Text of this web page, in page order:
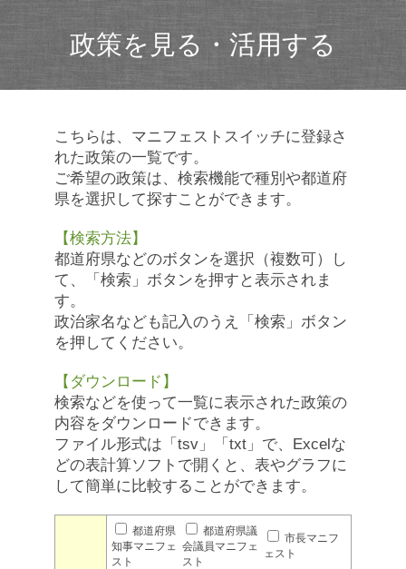
政策を見る・活用する
こちらは、マニフェストスイッチに登録さ
れた政策の一覧です。
ご希望の政策は、検索機能で種別や都道府
県を選択して探すことができます。
【検索方法】
都道府県などのボタンを選択（複数可）し
て、「検索」ボタンを押すと表示されま
す。
政治家名なども記入のうえ「検索」ボタン
を押してください。
【ダウンロード】
検索などを使って一覧に表示された政策の
内容をダウンロードできます。
ファイル形式は「tsv」「txt」で、Excelな
どの表計算ソフトで開くと、表やグラフに
して簡単に比較することができます。
都道府県
知事マニフェ
スト
都道府県議
会議員マニフェ
スト
市長マニフ
ェスト